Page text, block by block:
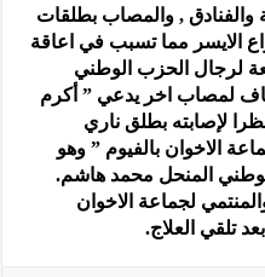
والفنادق , والمصاب بطلقات
الايسر مما تسبب في اعاقة
لرجال الحزب الوطني
لمصاب اخر يدعي ” أكرم
” نظرا لإصابته بطلق ناري
الاخوان بالفيوم ” وهو
الوطني المنحل محمد هاشم.
لجماعة الاخوان
تلقي العلاج.